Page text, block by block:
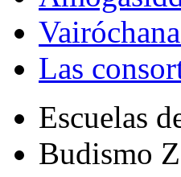
Las
Escuelas
Budismo